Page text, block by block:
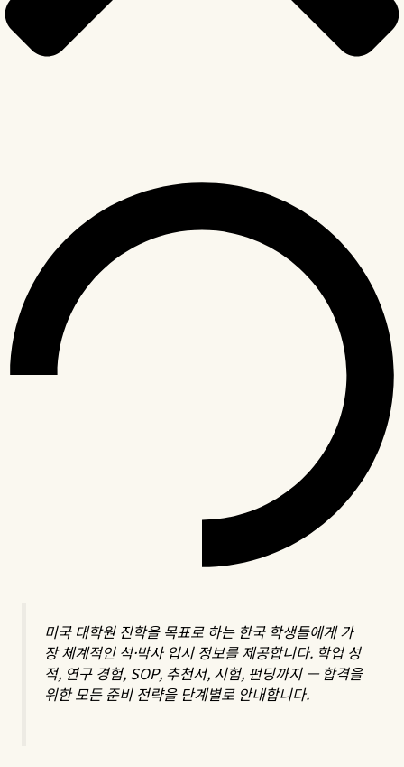
미국 대학원 진학을 목표로 하는 한국 학생들에게 가
장 체계적인 석·박사 입시 정보를 제공합니다. 학업 성
적, 연구 경험, SOP, 추천서, 시험, 펀딩까지— 합격을
위한 모든 준비 전략을 단계별로 안내합니다.